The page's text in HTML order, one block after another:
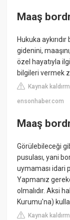
Maaş
Hukuka
gidenini,
özel hayatıyla
bilgileri vermek
Kaynak
ensonhaber.com
Maaş
Görülebileceği
pusulası, yani
uymaması idari
Yapmanız
olmalıdır. Aksi
Kurumu'na)
Kaynak